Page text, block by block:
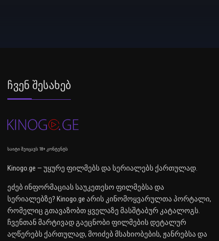
Ჩვენ Შესახებ
საიტი შეიცავს 18+ კონტენტს
Kinogo.ge — უყურე ფილმებს და სერიალებს ქართულად.
ეძებ ინფორმაციას საუკეთესო ფილმებსა და
სერიალებზე? Kinogo.ge არის კინომოყვარულთა პორტალი,
რომელიც გთავაზობთ ყველაზე მასშტაბურ კატალოგს.
ჩვენთან მარტივად გაეცნობი ფილმების დეტალურ
აღწერებს ქართულად, მოიძებ მსახიობების, ჟანრებსა და